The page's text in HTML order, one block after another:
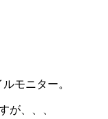
モニター。
が、、、